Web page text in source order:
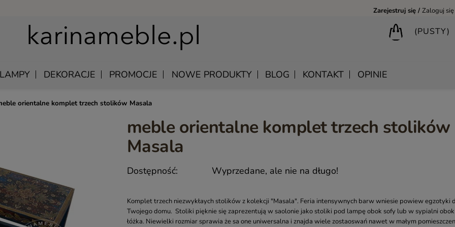
Zarejestruj się Zaloguj się
(PUSTY)
WISZĄCE
SKÓRZANE
ŁÓŻKA DREWNIANE
SZAFKI NOCNE DREWNIANE
SZAFY DREWNIANE
BIURKA DREWNIANE
LUSTRA DREWNIANE
MANGO – MEBLE Z LITEGO DREWNA NATURALNE
MEBLE Z PALISANDRU INDYJSKIEGO
MEBLE INDYJSKIE Z AKACJI
MEBLE RUSTYKALNE DREWNIANE
HAMPTON ISLAND – MEBLE W STYLU HAMPTON
SHANTI – DREWNIANE MEBLE RZEŹBIONE
MEBLE BOHO SKANDYNAWSKIE – DREWNIANE
SAHARA – MEBLE VINTAGE LOFT
SAFFRON – MEBLE INDYJSKIE I ORIENTALNE
LAMPY DEKORACJE PROMOCJE NOWE PRODUKTY BLOG KONTAKT OPINIE
orientalne komplet trzech stolików Masala
meble orientalne komplet trzech stolików
Masala
Dostępność: Wyprzedane, ale nie na długo!
Komplet trzech niezwykłaych stolików z kolekcji "Masala". Feria intensywnych barw wniesie powiew egzotyki
Twojego domu. Stoliki pięknie się zaprezentują w saolonie jako stoliki pod lampę obok sofy lub w sypialni obok
łóżka. Niewielki rozmiar sprawia że sa one uniwersalna i znajda wiele zostaoswań nawet w małym